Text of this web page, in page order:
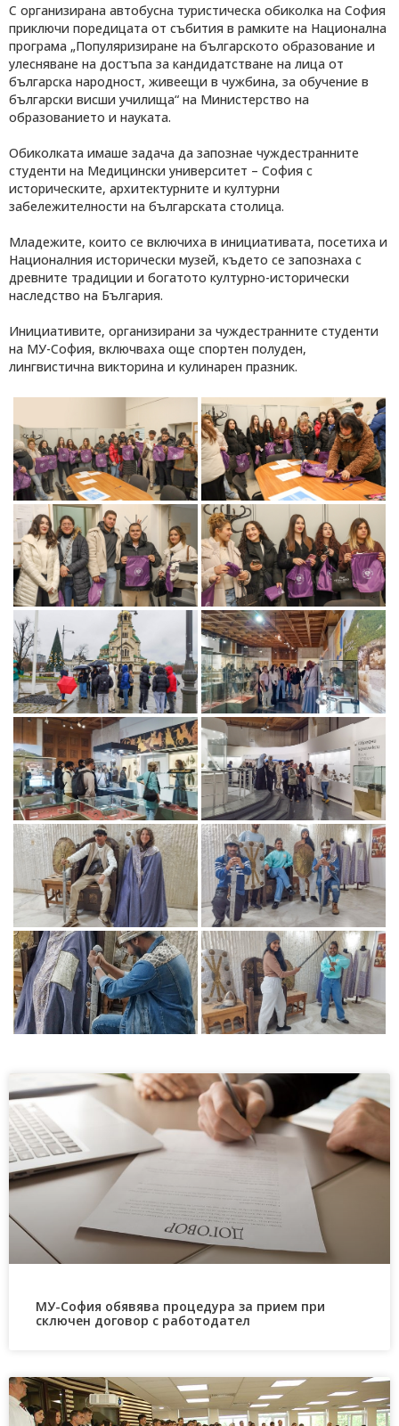
С организирана автобусна туристическа обиколка на София
приключи поредицата от събития в рамките на Национална
програма „Популяризиране на българското образование и
улесняване на достъпа за кандидатстване на лица от
българска народност, живеещи в чужбина, за обучение в
български висши училища“ на Министерство на
образованието и науката.
Обиколката имаше задача да запознае чуждестранните
студенти на Медицински университет – София с
историческите, архитектурните и културни
забележителности на българската столица.
Младежите, които се включиха в инициативата, посетиха и
Националния исторически музей, където се запознаха с
древните традиции и богатото културно-исторически
наследство на България.
Инициативите, организирани за чуждестранните студенти
на МУ-София, включваха още спортен полуден,
лингвистична викторина и кулинарен празник.
МУ-София обявява процедура за прием при
сключен договор с работодател